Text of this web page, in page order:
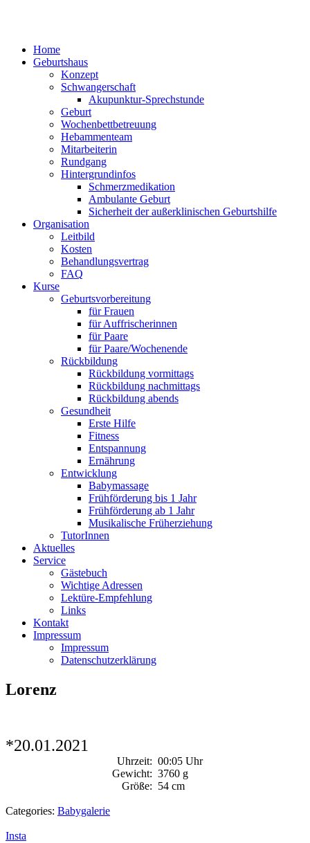
Home
Geburtshaus
Konzept
Schwangerschaft
Akupunktur-Sprechstunde
Geburt
Wochenbettbetreuung
Hebammenteam
Mitarbeiterin
Rundgang
Hintergrundinfos
Schmerzmedikation
Ambulante Geburt
Sicherheit der außerklinischen Geburtshilfe
Organisation
Leitbild
Kosten
Behandlungsvertrag
FAQ
Kurse
Geburtsvorbereitung
für Frauen
für Auffrischerinnen
für Paare
für Paare/Wochenende
Rückbildung
Rückbildung vormittags
Rückbildung nachmittags
Rückbildung abends
Gesundheit
Erste Hilfe
Fitness
Entspannung
Ernährung
Entwicklung
Babymassage
Frühförderung bis 1 Jahr
Frühförderung ab 1 Jahr
Musikalische Früherziehung
TutorInnen
Aktuelles
Service
Gästebuch
Wichtige Adressen
Lektüre-Empfehlung
Links
Kontakt
Impressum
Impressum
Datenschutzerklärung
Lorenz
*20.01.2021
Uhrzeit: 00:05 Uhr
Gewicht: 3760 g
Größe: 54 cm
Categories: Babygalerie
Insta